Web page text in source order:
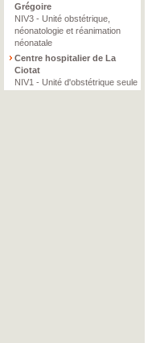
Grégoire
NIV3 - Unité obstétrique,
néonatologie et réanimation
néonatale
Centre hospitalier de La
Ciotat
NIV1 - Unité d'obstétrique seule